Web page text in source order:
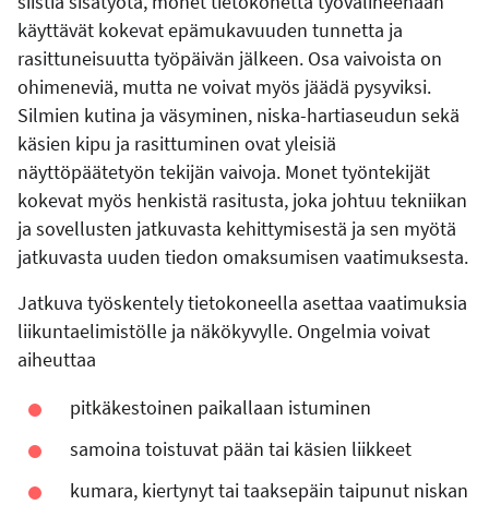
käyttävät kokevat epämukavuuden tunnetta ja
rasittuneisuutta työpäivän jälkeen. Osa vaivoista on
ohimeneviä, mutta ne voivat myös jäädä pysyviksi.
Silmien kutina ja väsyminen, niska-hartiaseudun sekä
käsien kipu ja rasittuminen ovat yleisiä
näyttöpäätetyön tekijän vaivoja. Monet työntekijät
kokevat myös henkistä rasitusta, joka johtuu tekniikan
ja sovellusten jatkuvasta kehittymisestä ja sen myötä
jatkuvasta uuden tiedon omaksumisen vaatimuksesta.
Jatkuva työskentely tietokoneella asettaa vaatimuksia
liikuntaelimistölle ja näkökyvylle. Ongelmia voivat
aiheuttaa
pitkäkestoinen paikallaan istuminen
samoina toistuvat pään tai käsien liikkeet
kumara, kiertynyt tai taaksepäin taipunut niskan